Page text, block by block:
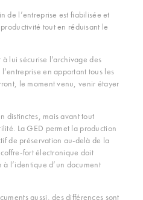
de l’entreprise est fiabilisée et
tout en réduisant le
lui sécurise l’archivage des
en apportant tous les
le moment venu, venir étayer
distinctes, mais avant tout
La GED permet la production
de préservation au-delà de la
fort électronique doit
à l’identique d’un document
aussi, des différences sont